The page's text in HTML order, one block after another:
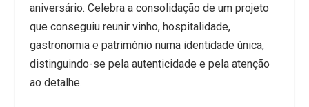
aniversário. Celebra a consolidação de um projeto
que conseguiu reunir vinho, hospitalidade,
gastronomia e património numa identidade única,
distinguindo-se pela autenticidade e pela atenção
ao detalhe.